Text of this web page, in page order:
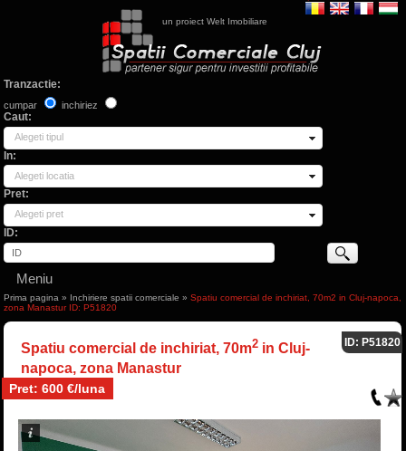
un proiect Welt Imobiliare
Tranzactie:
cumpar inchiriez
Caut:
Alegeti tipul
In:
Alegeti locatia
Pret:
Alegeti pret
ID:
Meniu
Prima pagina » Inchiriere spatii comerciale »Spatiu comercial de inchiriat, 70m2 in Cluj-napoca,
zona Manastur ID: P51820
Spatiu comercial de inchiriat, 70m2in Cluj-
napoca, zona Manastur
Pret: 600 €/luna
ID: P51820